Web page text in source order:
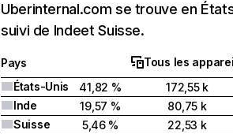
Uberinternal.com se trouve en
suivi de Indeet Suisse.
Pays
Tous les
États-Unis
41,82 %
172,55 k
Inde
19,57 %
80,75 k
Suisse
5,46 %
22,53 k